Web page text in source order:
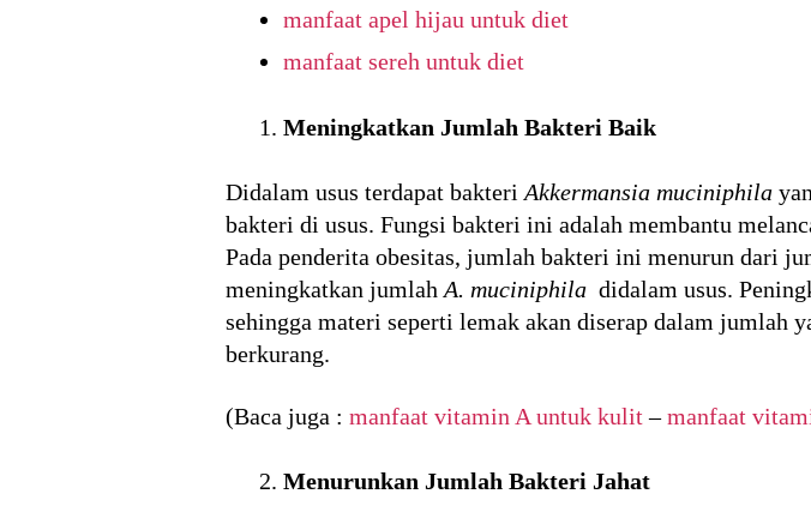
manfaat apel hijau untuk diet
manfaat sereh untuk diet
Meningkatkan Jumlah Bakteri Baik
Didalam usus terdapat bakteri Akkermansia muciniphila
bakteri di usus. Fungsi bakteri ini adalah membantu
Pada penderita obesitas, jumlah bakteri ini menurun dari
meningkatkan jumlah A. muciniphila didalam usus.
sehingga materi seperti lemak akan diserap dalam jumlah
berkurang.
(Baca juga : manfaat vitamin A untuk kulit –manfaat
Menurunkan Jumlah Bakteri Jahat